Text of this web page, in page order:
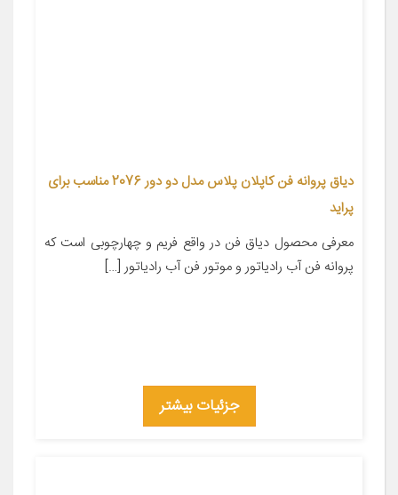
دیاق پروانه فن کاپلان پلاس مدل دو دور 2076 مناسب برای
پراید
معرفی محصول دیاق فن در واقع فریم و چهارچوبی است که
پروانه فن آب رادیاتور و موتور فن آب رادیاتور […]
جزئیات بیشتر